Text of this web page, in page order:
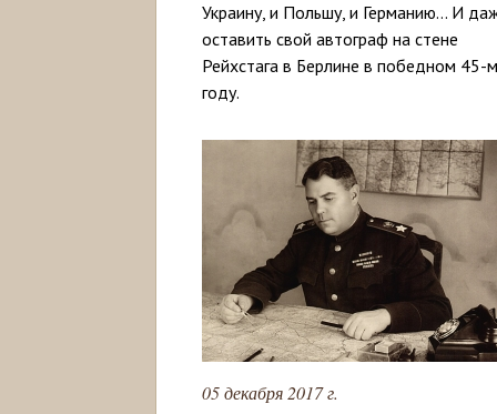
Украину, и Польшу, и Германию... И
оставить свой автограф на стене
Рейхстага в Берлине в победном 45-м
году.
05 декабря 2017 г.